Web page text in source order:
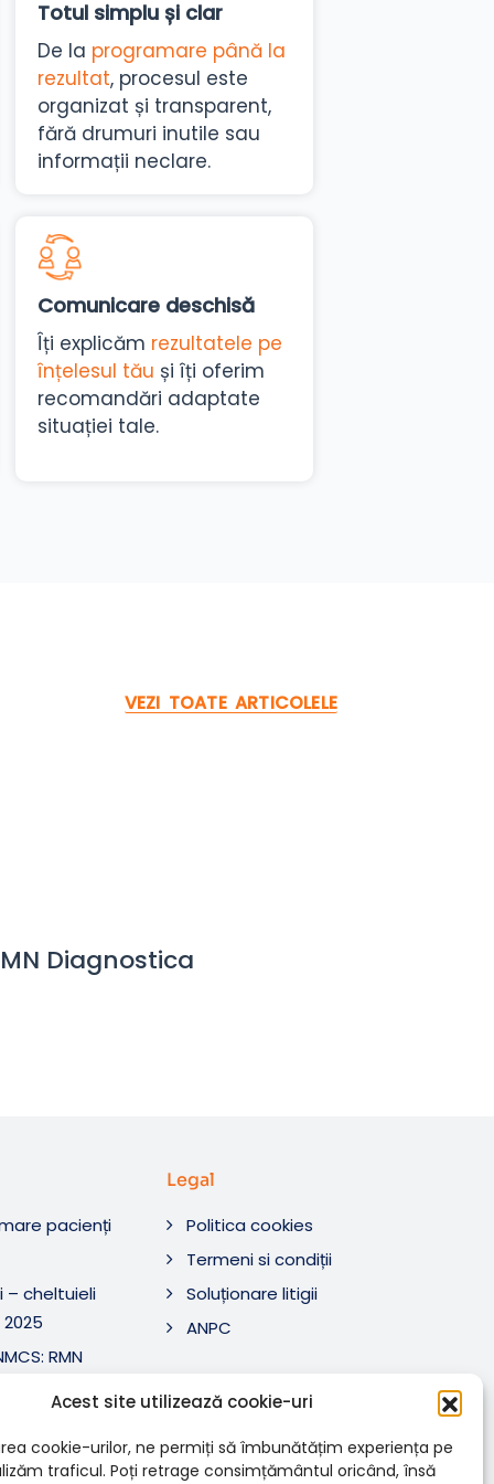
Acest site utilizează cookie-uri
cookie-urilor, ne permiți să îmbunătățim experiența pe
traficul. Poți retrage consimțământul oricând, însă
Totul simplu și clar
De la programare până la
rezultat, procesul este
organizat și transparent,
fără drumuri inutile sau
informații neclare.
Comunicare deschisă
Îți explicăm rezultatele pe
înțelesul tău și îți oferim
recomandări adaptate
situației tale.
VEZI TOATE ARTICOLELE
Diagnostica
pacienți
– cheltuieli
RMN
Legal
Politica cookies
Termeni si condiții
Soluționare litigii
ANPC